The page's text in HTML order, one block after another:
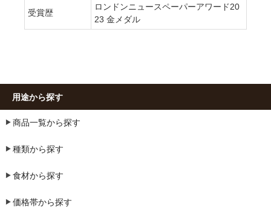
受賞歴
ロンドンニュースペーパーアワード20
23 金メダル
用途から探す
商品一覧から探す
種類から探す
食材から探す
価格帯から探す